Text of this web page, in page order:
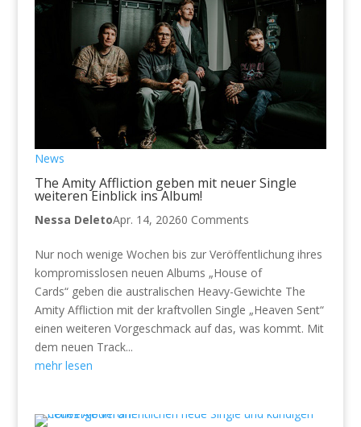
News
The Amity Affliction geben mit neuer Single
weiteren Einblick ins Album!
Nessa DeletoApr. 14, 20260 Comments
Nur noch wenige Wochen bis zur Veröffentlichung ihres
kompromisslosen neuen Albums „House of
Cards“ geben die australischen Heavy-Gewichte The
Amity Affliction mit der kraftvollen Single „Heaven Sent“
einen weiteren Vorgeschmack auf das, was kommt. Mit
dem neuen Track...
mehr lesen